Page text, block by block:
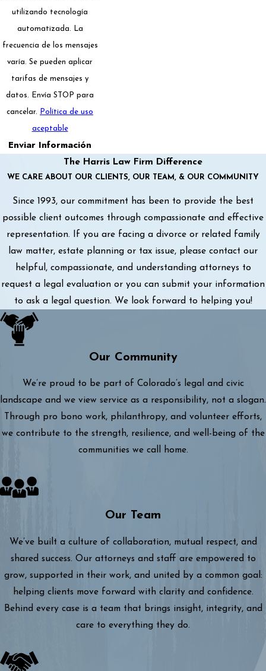
utilizando tecnología
automatizada. La
frecuencia de los mensajes
varía. Se pueden aplicar
tarifas de mensajes y
datos. Envía STOP para
cancelar. Política de uso
aceptable
Enviar Información
The Harris Law Firm Difference
WE CARE ABOUT OUR CLIENTS, OUR TEAM, & OUR COMMUNITY
Since 1993, our commitment has been to provide the best
possible client outcomes through compassionate and effective
representation. If you are facing a divorce or related family
law matter, estate planning or tax issue, please contact our
helpful, compassionate, and understanding attorneys to
request a legal evaluation or you can submit your information
to ask a legal question. We look forward to helping you!
Our Community
We’re proud to be part of Colorado’s legal and civic
landscape and we view service as a responsibility, not a slogan.
Through pro bono work, philanthropy, and volunteer efforts,
we contribute to the strength, resilience, and well-being of the
communities we call home.
Our Team
We’ve built a culture of collaboration, mutual respect, and
shared success. Our attorneys and staff are empowered to
grow, supported in their work, and united by a common goal:
helping clients move forward with clarity and confidence.
Behind every case is a team that brings insight, integrity, and
care to everything they do.